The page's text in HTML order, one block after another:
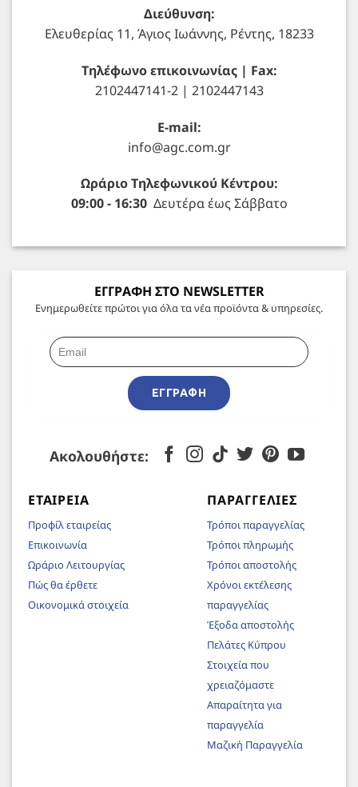
Διεύθυνση:
Ελευθερίας 11, Άγιος Ιωάννης, Ρέντης, 18233
Τηλέφωνο επικοινωνίας | Fax:
2102447141-2 | 2102447143
E-mail:
info@agc.com.gr
Ωράριο Τηλεφωνικού Κέντρου:
09:00 - 16:30Δευτέρα έως Σάββατο
ΕΓΓΡΑΦΗ ΣΤΟ NEWSLETTER
Ενημερωθείτε πρώτοι για όλα τα νέα προϊόντα & υπηρεσίες.
ΕΓΓΡΑΦΉ
Ακολουθήστε:
ΕΤΑΙΡΕΊΑ
Προφίλ εταιρείας
Επικοινωνία
Ωράριο Λειτουργίας
Πώς θα έρθετε
Οικονομικά στοιχεία
ΠΑΡΑΓΓΕΛΊΕΣ
Τρόποι παραγγελίας
Τρόποι πληρωμής
Τρόποι αποστολής
Χρόνοι εκτέλεσης
παραγγελίας
Έξοδα αποστολής
Πελάτες Κύπρου
Στοιχεία που
χρειαζόμαστε
Απαραίτητα για
παραγγελία
Μαζική Παραγγελία